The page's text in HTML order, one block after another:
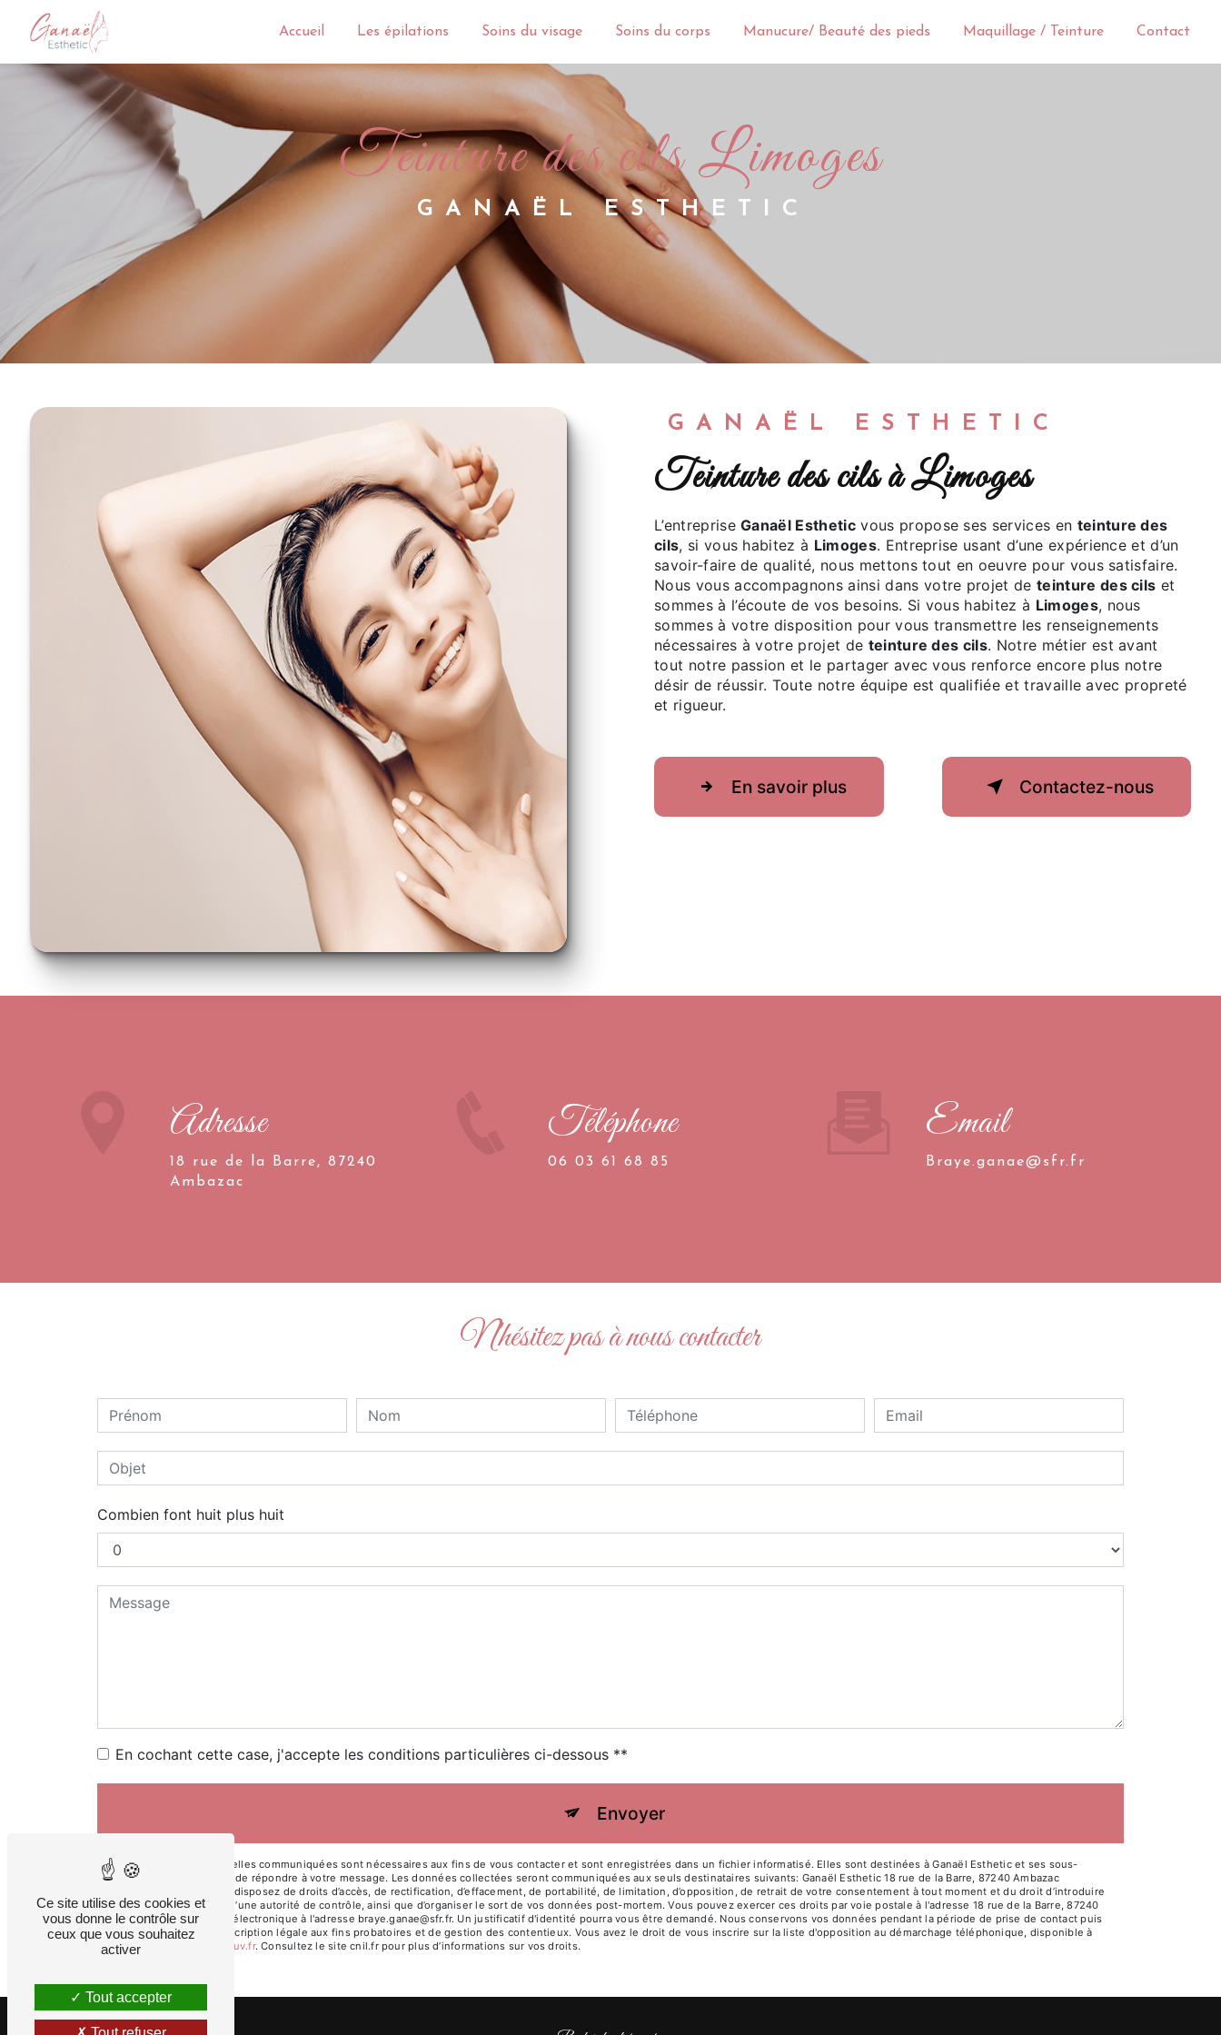
Accueil Les épilations Soins du visage Soins du corps Manucure/ Beauté des pieds Maquillage / Teinture Contact
teinture des cils Limoges
GANAËL ESTHETIC
GANAËL ESTHETIC
teinture des cils à Limoges
L’entrepriseGanaël Estheticvous propose ses services en teinture des
cils, si vous habitez à Limoges. Entreprise usant d’une expérience et d’un
savoir-faire de qualité, nous mettons tout en oeuvre pour vous satisfaire.
Nous vous accompagnons ainsi dans votre projet deteinture des cils et
sommes à l’écoute de vos besoins. Si vous habitez à Limoges, nous
sommes à votre disposition pour vous transmettre les renseignements
nécessaires à votre projet de teinture des cils. Notre métier est avant
tout notre passion et le partager avec vous renforce encore plus notre
désir de réussir. Toute notre équipe est qualifiée et travaille avec propreté
et rigueur.
En savoir plus Contactez-nous
Adresse
Ambazac
Téléphone
06 03 61 68 85
Email
braye.ganae@sfr.fr
N'hésitez pas à nous contacter
Combien font huit plus huit
En cochant cette case, j'accepte les conditions particulières ci-dessous **
Envoyer
** Les données personnelles communiquées sont nécessaires aux fins de vous contacter et sont enregistrées dans un fichier informatisé. Elles sont destinées à Ganaël Esthetic et ses sous-
traitants dans le seul but de répondre à votre message. Les données collectées seront communiquées aux seuls destinataires suivants: Ganaël Esthetic 18 rue de la Barre, 87240 Ambazac
braye.ganae@sfr.fr. Vous disposez de droits d’accès, de rectification, d’effacement, de portabilité, de limitation, d’opposition, de retrait de votre consentement à tout moment et du droit d’introduire
une réclamation auprès d’une autorité de contrôle, ainsi que d’organiser le sort de vos données post-mortem. Vous pouvez exercer ces droits par voie postale à l'adresse 18 rue de la Barre, 87240
Ambazac ou par courrier électronique à l'adresse braye.ganae@sfr.fr. Un justificatif d'identité pourra vous être demandé. Nous conservons vos données pendant la période de prise de contact puis
pendant la durée de prescription légale aux fins probatoires et de gestion des contentieux. Vous avez le droit de vous inscrire sur la liste d'opposition au démarchage téléphonique, disponible à
cette adresse:
Bloctel.gouv.fr. Consultez le site cnil.fr pour plus d’informations sur vos droits.
Panneau de gestion des cookies
Ce site utilise des cookies et
vous donne le contrôle sur
ceux que vous souhaitez
activer
Tout accepter